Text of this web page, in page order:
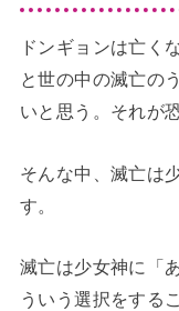
ドンギョンは亡く
と世の中の滅亡の
いと思う。それが
そんな中、滅亡は
す。
滅亡は少女神に「
ういう選択をする